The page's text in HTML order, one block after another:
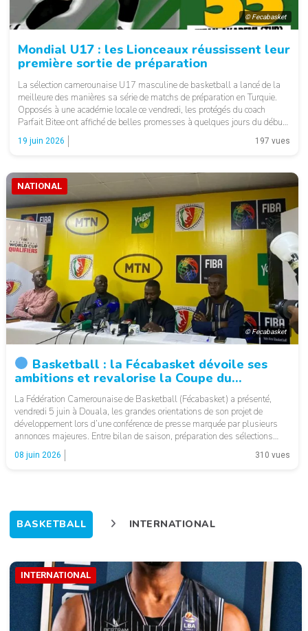
© Fecabasket
Mondial U17 : les Lionceaux réussissent leur
première sortie de préparation
La sélection camerounaise U17 masculine de basketball a lancé de la
meilleure des manières sa série de matchs de préparation en Turquie.
Opposés à une académie locale ce vendredi, les protégés du coach
Parfait Bitee ont affiché de belles promesses à quelques jours du début
de la Coupe du monde FIBA U17 2026, prévue du […]
19 juin 2026 197 vues
© Fecabasket
NATIONAL
Basketball : la Fécabasket dévoile ses
ambitions et revalorise la Coupe du
Cameroun
La Fédération Camerounaise de Basketball (Fécabasket) a présenté,
vendredi 5 juin à Douala, les grandes orientations de son projet de
développement lors d’une conférence de presse marquée par plusieurs
annonces majeures. Entre bilan de saison, préparation des sélections
nationales et valorisation des compétitions locales, l’instance fédérale
entend poursuivre la dynamique engagée ces dernières années. […]
08 juin 2026 310 vues
BASKETBALL INTERNATIONAL
INTERNATIONAL